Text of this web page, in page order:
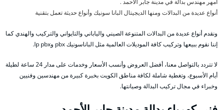
أمهر مهندس بدالة في مدينة جابر الأحمد .
أنواع عديدة من البدالات ومنها الديجيتال البانا سونيك وأنواع حديثة تعمل بتقنية
ونقدم أنواع عديدة من البدالات المتنوعة الصيني والياباني والتايواني والتركيب والهندي كما
إننا نقوم ببيعها وتركيب كافة الموديلات العالمية مثل الباناسونيك pbx وIp pbx.
لا تتردد بالتواصل معنا، أفضل العروض وأنسب الأسعار وخدمات على مدار 24 ساعة لطيلة
أيام الأسبوع، وتغطية شاملة لكافة مناطق الكويت بخبرة كبيرة من مهندسين وفنيين
وخبراء في مجال تركيب البدالة وصيانتها.